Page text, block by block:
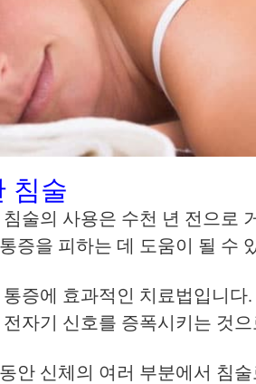
침술
술의 사용은 수천 년 전으로
증을 피하는 데 도움이 될 수
증에 효과적인 치료법입니
자기 신호를 증폭시키는 것
안 신체의 여러 부분에서 침